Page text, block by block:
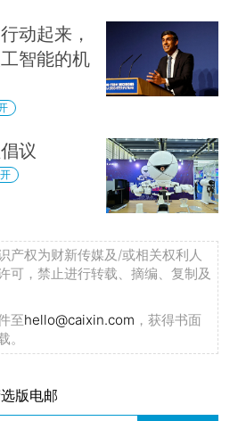
动起来，
智能的机
议
产权为财新传媒及/或相关权利人
可，禁止进行转载、摘编、复制及
至hello@caixin.com ，获得书面
。
版电邮